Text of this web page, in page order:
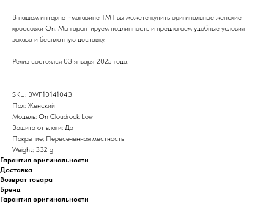
В нашем интернет-магазине TMT вы можете купить оригинальные женские
кроссовки On. Мы гарантируем подлинность и предлагаем удобные условия
заказа и бесплатную доставку.
Релиз состоялся 03 января 2025 года.
SKU: 3WF10141043
Пол: Женский
Модель: On Cloudrock Low
Защита от влаги: Да
Покрытие: Пересеченная местность
Weight: 332 g
Гарантия оригинальности
Доставка
Возврат товара
Бренд
Гарантия оригинальности